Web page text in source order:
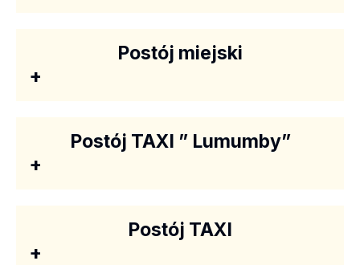
Postój miejski
+
Postój TAXI ” Lumumby”
+
Postój TAXI
+